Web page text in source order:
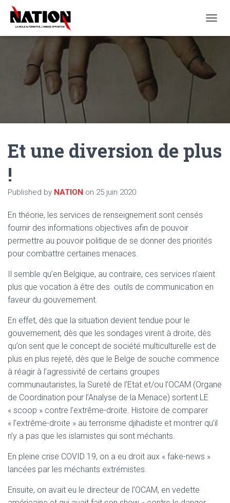
U
R
M
L
I
Et une diversion de plus
!
Published by NATION on 25 juin 2020
En théorie, les services de renseignement sont censés
fournir des informations objectives afin de pouvoir
permettre au pouvoir politique de se donner des priorités
pour combattre certaines menaces.
Il semble qu’en Belgique, au contraire, ces services n’aient
plus que vocation à être des outils de communication en
faveur du gouvernement.
En effet, dès que la situation devient tendue pour le
gouvernement, dès que les sondages virent à droite, dès
qu’on sent que le concept de société multiculturelle est de
plus en plus rejeté, dès que le Belge de souche commence
à réagir à l’agressivité de certains groupes
communautaristes, la Sureté de l’Etat et/ou l’OCAM (Organe
de Coordination pour l’Analyse de la Menace) sortent LE
« scoop » contre l’extrême-droite. Histoire de comparer
« l’extrême-droite » au terrorisme djihadiste et montrer qu’il
n’y a pas que les islamistes qui sont méchants.
En pleine crise COVID 19, on a eu droit aux « fake-news »
lancées par les méchants extrémistes.
Ensuite, on avait eu le directeur de l’OCAM, en vedette